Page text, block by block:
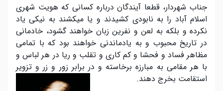
جناب شهردار، قطعا آیندگان درباره کسانی که هویت شهری
اسلام آباد را به نابودی کشیدند و یا میکشند به نیکی یاد
نکرده و بلکه به لعن و نفرین زبان خواهند گشود، خادمانی
در تاریخ محبوب و به یادماندنی خواهند بود که با تمامی
مظاهر فساد و فحشا و کم کاری و تقلب و ریا در هر لباس و
با هر مقامی به مبارزه برخاسته و در برابر زور و زر و تزویر
استقامت بخرج دهند.